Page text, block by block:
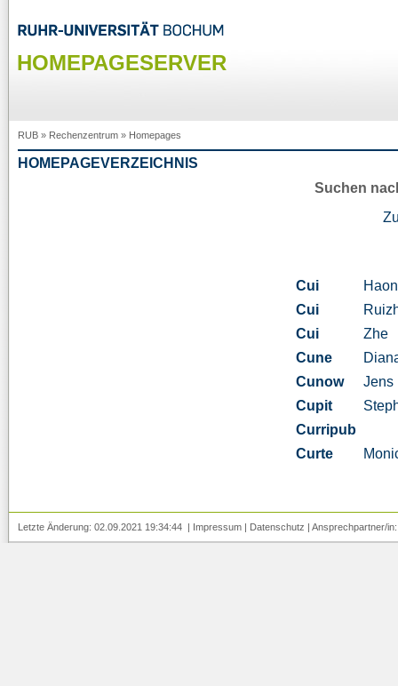
HOMEPAGESERVER
RUB » Rechenzentrum » Homepages
HOMEPAGEVERZEICHNIS
Suchen
Cui
Cui
Cui
Zhe
Cune
Cunow
Jens
Cupit
Curripub
Curte
Letzte Änderung: 02.09.2021 19:34:44 | Impressum | Datenschutz | Ansprechpartner/